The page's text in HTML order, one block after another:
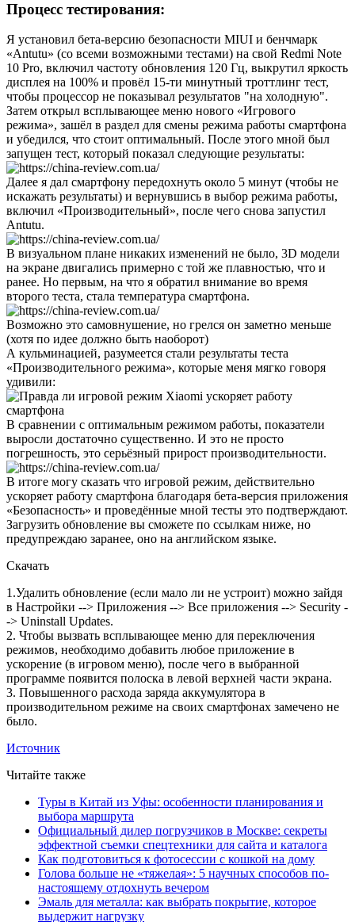
Процесс тестирования:
Я установил бета-версию безопасности MIUI и бенчмарк
«Antutu» (со всеми возможными тестами) на свой Redmi Note
10 Pro, включил частоту обновления 120 Гц, выкрутил яркость
дисплея на 100% и провёл 15-ти минутный троттлинг тест,
чтобы процессор не показывал результатов "на холодную".
Затем открыл всплывающее меню нового «Игрового
режима», зашёл в раздел для смены режима работы смартфона
и убедился, что стоит оптимальный. После этого мной был
запущен тест, который показал следующие результаты:
Далее я дал смартфону передохнуть около 5 минут (чтобы не
искажать результаты) и вернувшись в выбор режима работы,
включил «Производительный», после чего снова запустил
Antutu.
В визуальном плане никаких изменений не было, 3D модели
на экране двигались примерно с той же плавностью, что и
ранее. Но первым, на что я обратил внимание во время
второго теста, стала температура смартфона.
Возможно это самовнушение, но грелся он заметно меньше
(хотя по идее должно быть наоборот)
А кульминацией, разумеется стали результаты теста
«Производительного режима», которые меня мягко говоря
удивили:
В сравнении с оптимальным режимом работы, показатели
выросли достаточно существенно. И это не просто
погрешность, это серьёзный прирост производительности.
В итоге могу сказать что игровой режим, действительно
ускоряет работу смартфона благодаря бета-версия приложения
«Безопасность» и проведённые мной тесты это подтверждают.
Загрузить обновление вы сможете по ссылкам ниже, но
предупреждаю заранее, оно на английском языке.
Скачать
1.Удалить обновление (если мало ли не устроит) можно зайдя
в Настройки --> Приложения --> Все приложения --> Security -
-> Uninstall Updates.
2. Чтобы вызвать всплывающее меню для переключения
режимов, необходимо добавить любое приложение в
ускорение (в игровом меню), после чего в выбранной
программе появится полоска в левой верхней части экрана.
3. Повышенного расхода заряда аккумулятора в
производительном режиме на своих смартфонах замечено не
было.
Источник
Читайте также
Туры в Китай из Уфы: особенности планирования и
выбора маршрута
Официальный дилер погрузчиков в Москве: секреты
эффектной съемки спецтехники для сайта и каталога
Как подготовиться к фотосессии с кошкой на дому
Голова больше не «тяжелая»: 5 научных способов по-
настоящему отдохнуть вечером
Эмаль для металла: как выбрать покрытие, которое
выдержит нагрузку